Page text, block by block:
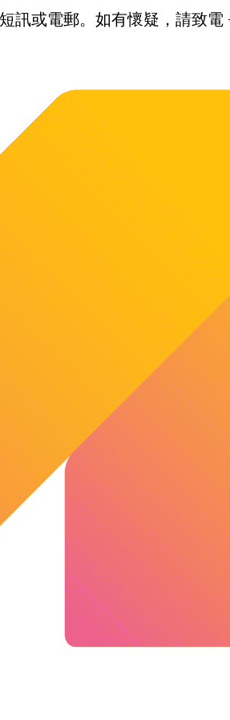
訊或電郵。如有懷疑，請致